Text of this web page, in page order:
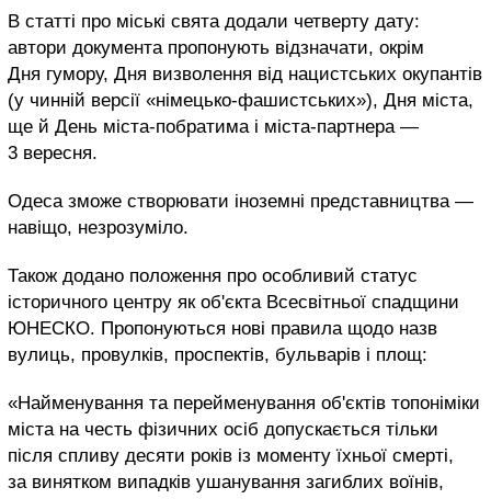
В статті про міські свята додали четверту дату:
автори документа пропонують відзначати, окрім
Дня гумору, Дня визволення від нацистських окупантів
(у чинній версії «німецько-фашистських»), Дня міста,
ще й День міста-побратима і міста-партнера —
3 вересня.
Одеса зможе створювати іноземні представництва —
навіщо, незрозуміло.
Також додано положення про особливий статус
історичного центру як об'єкта Всесвітньої спадщини
ЮНЕСКО. Пропонуються нові правила щодо назв
вулиць, провулків, проспектів, бульварів і площ:
«Найменування та перейменування об'єктів топоніміки
міста на честь фізичних осіб допускається тільки
після спливу десяти років із моменту їхньої смерті,
за винятком випадків ушанування загиблих воїнів,